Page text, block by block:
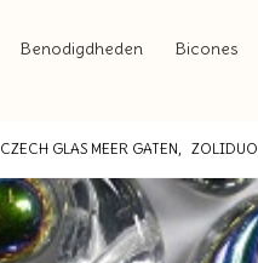
Benodigdheden Bicones
CZECH GLAS MEER GATEN, ZOLIDUO